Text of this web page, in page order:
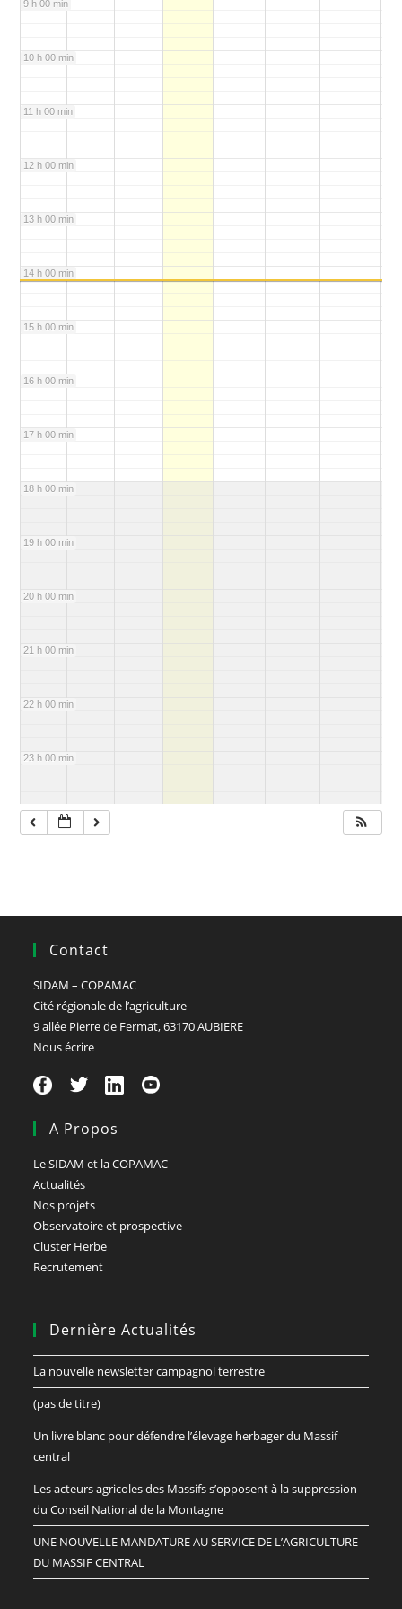
9 h 00 min
10 h 00 min
11 h 00 min
12 h 00 min
13 h 00 min
14 h 00 min
15 h 00 min
16 h 00 min
17 h 00 min
18 h 00 min
19 h 00 min
20 h 00 min
21 h 00 min
22 h 00 min
23 h 00 min
Contact
SIDAM – COPAMAC
Cité régionale de l’agriculture
9 allée Pierre de Fermat, 63170 AUBIERE
Nous écrire
A Propos
Le SIDAM et la COPAMAC
Actualités
Nos projets
Observatoire et prospective
Cluster Herbe
Recrutement
Dernière Actualités
La nouvelle newsletter campagnol terrestre
(pas de titre)
Un livre blanc pour défendre l’élevage herbager du Massif
central
Les acteurs agricoles des Massifs s’opposent à la suppression
du Conseil National de la Montagne
UNE NOUVELLE MANDATURE AU SERVICE DE L’AGRICULTURE
DU MASSIF CENTRAL